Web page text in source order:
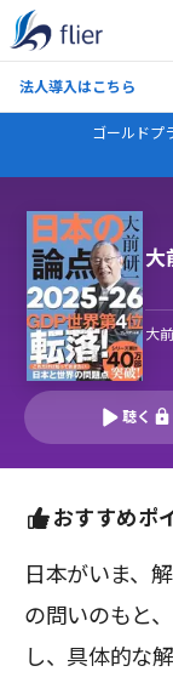
法人導入はこちら
ゴールドプ
大
聴く
おすすめポ
日本がいま、
の問いのもと
し、具体的な